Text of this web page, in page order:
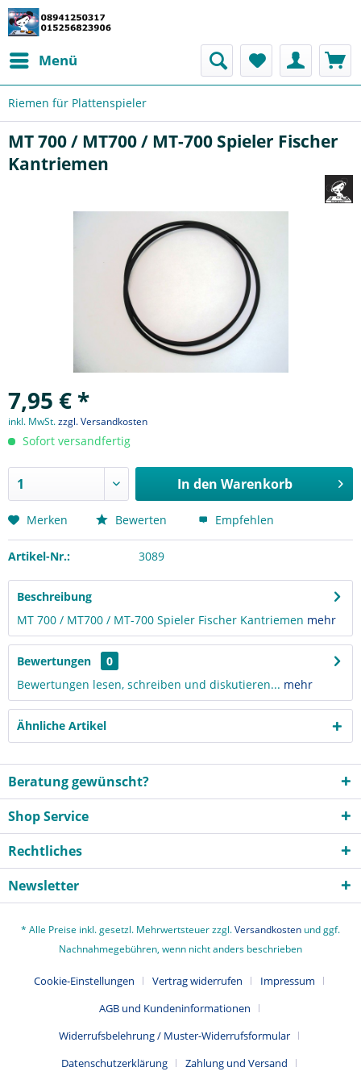
Menü
Riemen für Plattenspieler
MT 700 / MT700 / MT-700 Spieler Fischer
Kantriemen
7,95 € *
inkl. MwSt.zzgl. Versandkosten
Sofort versandfertig
In den Warenkorb
Merken Bewerten Empfehlen
Artikel-Nr.: 3089
Beschreibung
MT 700 / MT700 / MT-700 Spieler Fischer Kantriemen mehr
Bewertungen
0
Bewertungen lesen, schreiben und diskutieren... mehr
Ähnliche Artikel
Beratung gewünscht?
Shop Service
Rechtliches
Newsletter
* Alle Preise inkl. gesetzl. Mehrwertsteuer zzgl.Versandkosten und ggf.
Nachnahmegebühren, wenn nicht anders beschrieben
Cookie-Einstellungen Vertrag widerrufen
Impressum
AGB und Kundeninformationen
Widerrufsbelehrung / Muster-Widerrufsformular
Datenschutzerklärung
Zahlung und Versand